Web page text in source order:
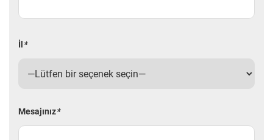
İl *
Mesajınız*